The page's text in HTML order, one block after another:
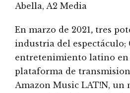
Abella, A2 Media
En marzo de 2021 , tres
industria del espectáculo;
entretenimiento latino en
plataforma de
Amazon Music LAT!N, un